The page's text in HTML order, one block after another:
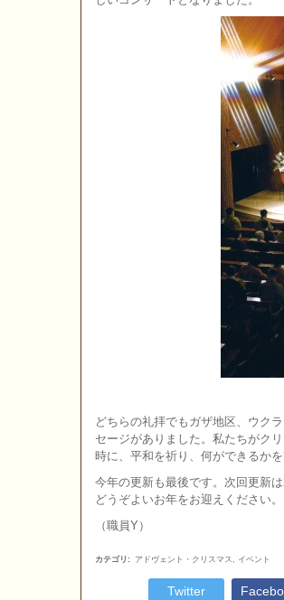
どちらの礼拝でもガザ地区、ウク
セージがありました。私たちがク
時に、平和を祈り、何ができるか
今年の更新も最後です。次回更新は
どうぞよいお年をお迎えください。
（職員Y）
カテゴリ : アドヴェント・クリスマス イベント
Twitter